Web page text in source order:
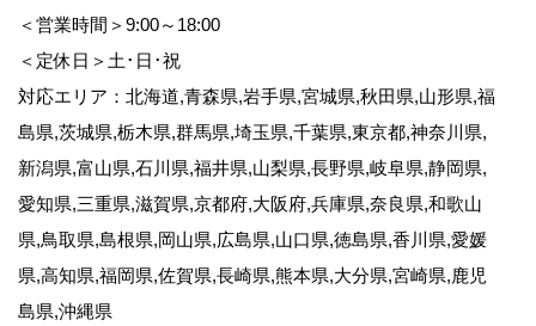
＜営業時間＞9:00～18:00
＜定休日＞土･日･祝
対応エリア：北海道,青森県,岩手県,宮城県,秋田県,山形県,福
島県,茨城県,栃木県,群馬県,埼玉県,千葉県,東京都,神奈川県,
新潟県,富山県,石川県,福井県,山梨県,長野県,岐阜県,静岡県,
愛知県,三重県,滋賀県,京都府,大阪府,兵庫県,奈良県,和歌山
県,鳥取県,島根県,岡山県,広島県,山口県,徳島県,香川県,愛媛
県,高知県,福岡県,佐賀県,長崎県,熊本県,大分県,宮崎県,鹿児
島県,沖縄県